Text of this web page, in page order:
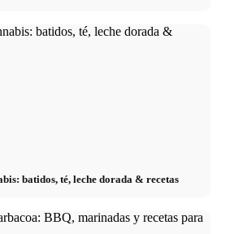
batidos, té, leche dorada & recetas